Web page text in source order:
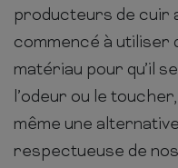
producteurs de cuir
commencé à utiliser
matériau pour qu’il
l’odeur ou le
même une
respectueuse de